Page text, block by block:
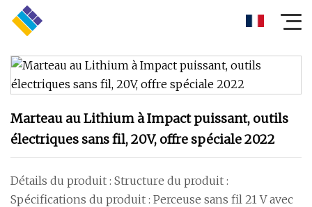
Marteau au Lithium à Impact puissant, outils
électriques sans fil, 20V, offre spéciale 2022
Détails du produit : Structure du produit :
Spécifications du produit : Perceuse sans fil 21 V avec